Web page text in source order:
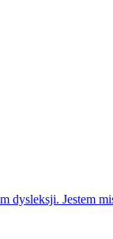
dysleksji. Jestem